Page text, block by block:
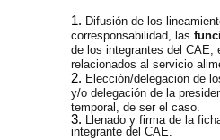
Difusión de los
corresponsabilidad, las
de los integrantes del CAE,
relacionados al servicio
Elección/delegación de
y/o delegación de la
temporal, de ser el caso.
Llenado y firma de la
integrante del CAE.